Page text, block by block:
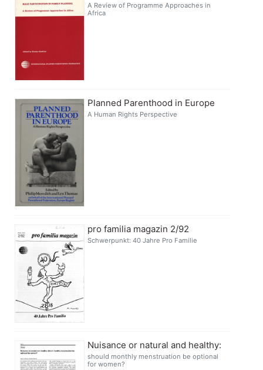
A Review of Programme Approaches in
Africa
Planned Parenthood in Europe
A Human Rights Perspective
pro familia magazin 2/92
Schwerpunkt: 40 Jahre Pro Familie
Nuisance or natural and healthy:
should monthly menstruation be optional
for women?